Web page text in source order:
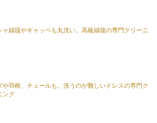
ャ絨毯やギャッベも丸洗い。高級絨毯の専門クリーニ
や羽根、チュールも。洗うのが難しいドレスの専門ク
ング